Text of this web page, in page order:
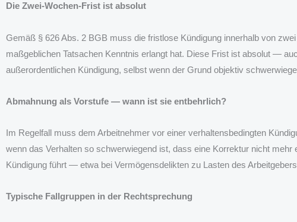
Die Zwei-Wochen-Frist ist absolut
Gemäß § 626 Abs. 2 BGB muss die fristlose Kündigung innerhalb von
maßgeblichen Tatsachen Kenntnis erlangt hat. Diese Frist ist absolut —
außerordentlichen Kündigung, selbst wenn der Grund objektiv
Abmahnung als Vorstufe — wann ist sie entbehrlich?
Im Regelfall muss dem Arbeitnehmer vor einer verhaltensbedingten
wenn das Verhalten so schwerwiegend ist, dass eine Korrektur nicht
Kündigung führt — etwa bei Vermögensdelikten zu Lasten des
Typische Fallgruppen in der Rechtsprechung